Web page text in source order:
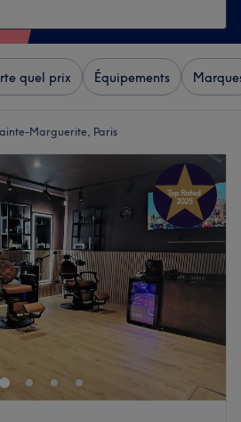
quel prix Équipements
Marguerite, Paris